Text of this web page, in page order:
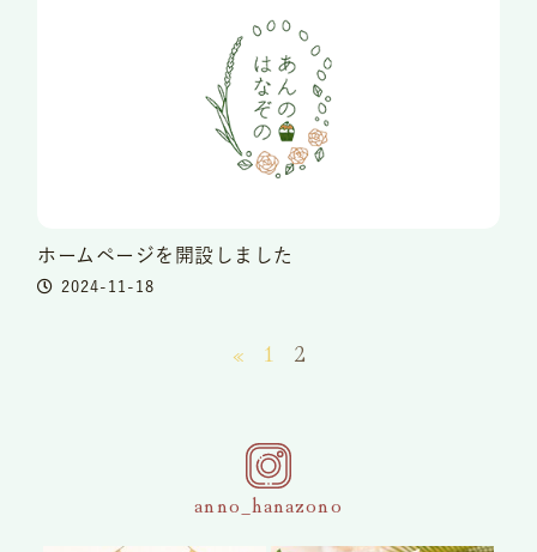
ホームページを開設しました
2024-11-18
« 1 2
anno_hanazono